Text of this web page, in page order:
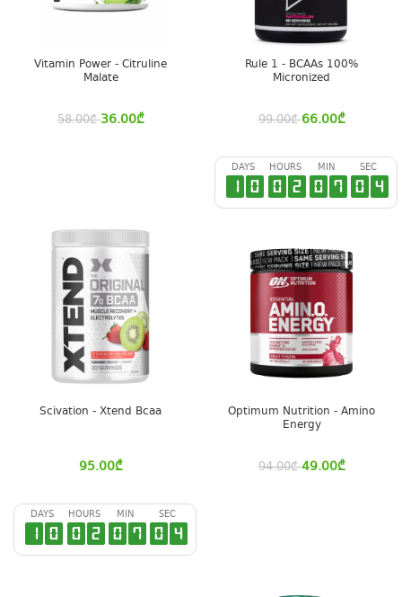
Vitamin Power - Citruline
Malate
58.00₾ 36.00₾
Rule 1 - BCAAs 100%
Micronized
99.00₾ 66.00₾
Scivation - Xtend Bcaa
95.00₾
DAYS
1 0
HOURS
0 2
MIN
0 7
SEC
0 3
Optimum Nutrition - Amino
Energy
94.00₾ 49.00₾
DAYS
1 0
HOURS
0 2
MIN
0 7
SEC
0 3